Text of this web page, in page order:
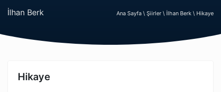
İlhan Berk Ana Sayfa \ Şiirler \ İlhan Berk \ Hikaye
Hikaye